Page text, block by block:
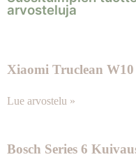
arvosteluja
Xiaomi Truclean
Lue arvostelu »
Bosch Series 6